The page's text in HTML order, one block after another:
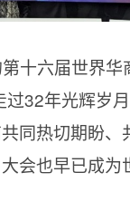
十六届世界华
32年光辉岁
同热切期盼、
会也早已成